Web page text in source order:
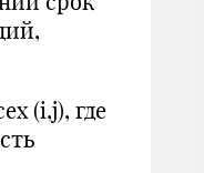
(i,j), где